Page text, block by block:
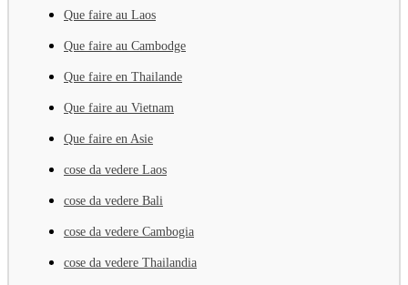
Que faire au Laos
Que faire au Cambodge
Que faire en Thailande
Que faire au Vietnam
Que faire en Asie
cose da vedere Laos
cose da vedere Bali
cose da vedere Cambogia
cose da vedere Thailandia